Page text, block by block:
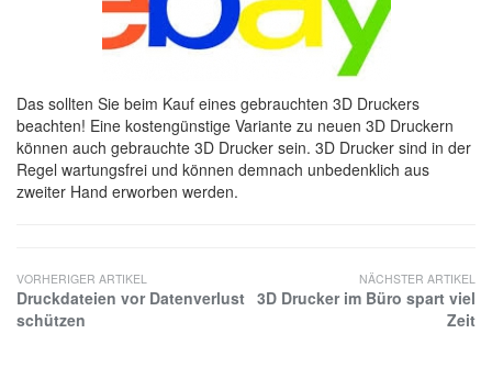
Das sollten Sie beim Kauf eines gebrauchten 3D Druckers
beachten! Eine kostengünstige Variante zu neuen 3D Druckern
können auch gebrauchte 3D Drucker sein. 3D Drucker sind in der
Regel wartungsfrei und können demnach unbedenklich aus
zweiter Hand erworben werden.
VORHERIGER ARTIKEL
Druckdateien vor Datenverlust
schützen
NÄCHSTER ARTIKEL
3D Drucker im Büro spart viel
Zeit